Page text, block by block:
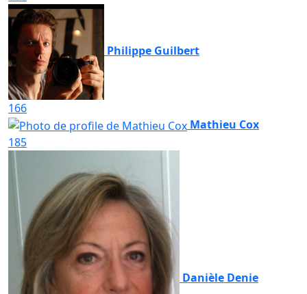
Philippe Guilbert
166
Mathieu Cox
185
Danièle Denie